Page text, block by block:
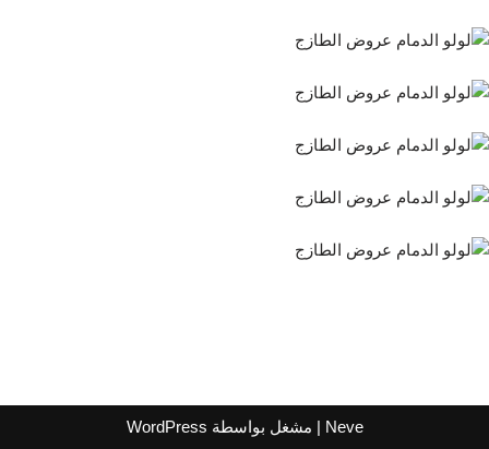
Neve | مشغل بواسطة WordPress
اشترك لتصلك عروض مراكز التسوق